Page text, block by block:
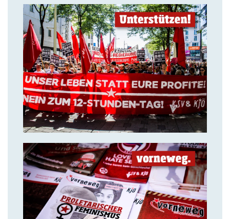
14. Juli 2018
Solidarität ist unsere stärkste
Waffe!
14. Juli 2018
VORNEWEG